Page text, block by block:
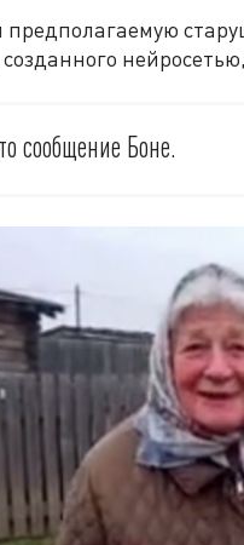
предполагаемую
сообщение Боне.